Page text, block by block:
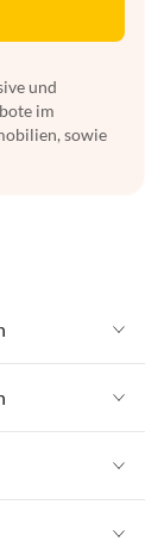
und
im
sowie